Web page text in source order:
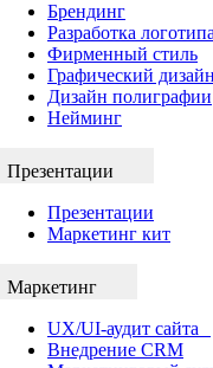
Брендинг
Разработка логотипа
Фирменный стиль
Графический дизайн
Дизайн полиграфии
Нейминг
Презентации
Презентации
Маркетинг кит
Маркетинг
UX/UI-аудит сайта
Внедрение CRM